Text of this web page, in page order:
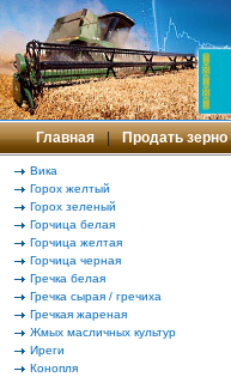
Главная | Продать
Вика
Горох желтый
Горох зеленый
Горчица белая
Горчица желтая
Горчица черная
Гречка белая
Гречка сырая / гречиха
Гречкая жареная
Жмых масличных культур
Иреги
Конопля